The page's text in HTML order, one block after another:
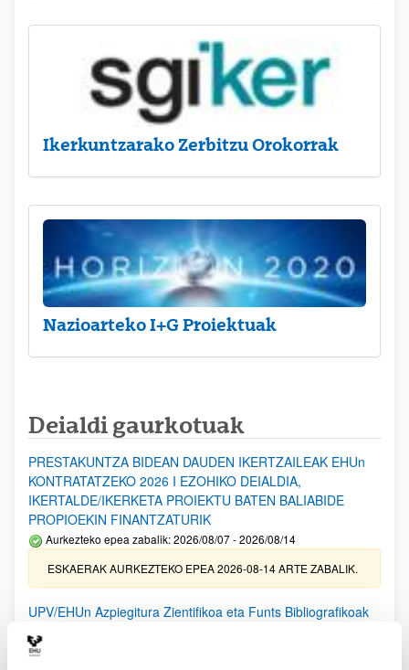
Ikerkuntzarako Zerbitzu Orokorrak
Nazioarteko I+G Proiektuak
Deialdi gaurkotuak
PRESTAKUNTZA BIDEAN DAUDEN IKERTZAILEAK EHUn
KONTRATATZEKO 2026 I EZOHIKO DEIALDIA,
IKERTALDE/IKERKETA PROIEKTU BATEN BALIABIDE
PROPIOEKIN FINANTZATURIK
Aurkezteko epea zabalik: 2026/08/07 - 2026/08/14
ESKAERAK AURKEZTEKO EPEA 2026-08-14 ARTE ZABALIK.
UPV/EHUn Azpiegitura Zientifikoa eta Funts Bibliografikoak